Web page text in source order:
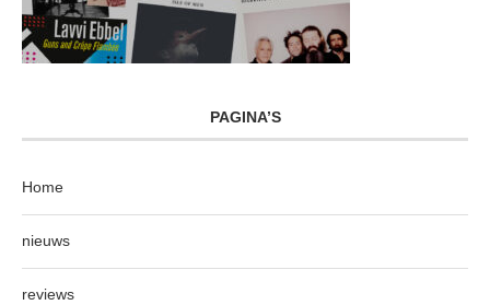
PAGINA’S
Home
nieuws
reviews